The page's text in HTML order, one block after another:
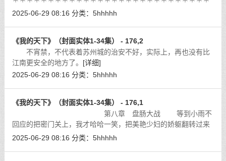
＊＊[详细]
2025-06-29 08:16 分类： 5hhhhh
《我的天下》（封面实体1-34集） - 176,2
不宵禁，不代表着苏州城的治安不好，实际上，再也没有比
江南更安全的地方了。 [详细]
2025-06-29 08:16 分类： 5hhhhh
《我的天下》（封面实体1-34集） - 176,1
第八章 盘肠大战 等到小雨不
回应的把密门关上，我才哈哈一笑，把美艳少妇的娇躯翻转过来
和我面对面的坐在我的大腿上。 [详细]
2025-06-29 08:16 分类： 5hhhhh